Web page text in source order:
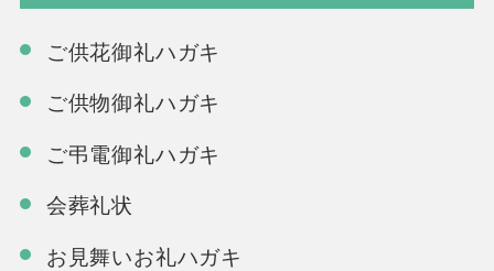
ご供花御礼ハガキ
ご供物御礼ハガキ
ご弔電御礼ハガキ
会葬礼状
お見舞いお礼ハガキ